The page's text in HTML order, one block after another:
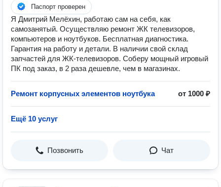
Паспорт проверен
Я Дмитрий Мелёхин, работаю сам на себя, как
самозанятый. Осуществляю ремонт ЖК телевизоров,
компьютеров и ноутбуков. Бесплатная диагностика.
Гарантия на работу и детали. В наличии свой склад
запчастей для ЖК-телевизоров. Соберу мощный игровый
ПК под заказ, в 2 раза дешевле, чем в магазинах.
Ремонт корпусных элементов ноутбука от 1000 ₽
Ещё 10 услуг
Позвонить Чат